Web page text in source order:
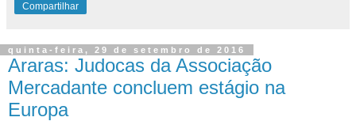
Compartilhar
quinta-feira, 29 de setembro de 2016
Araras: Judocas da Associação
Mercadante concluem estágio na
Europa